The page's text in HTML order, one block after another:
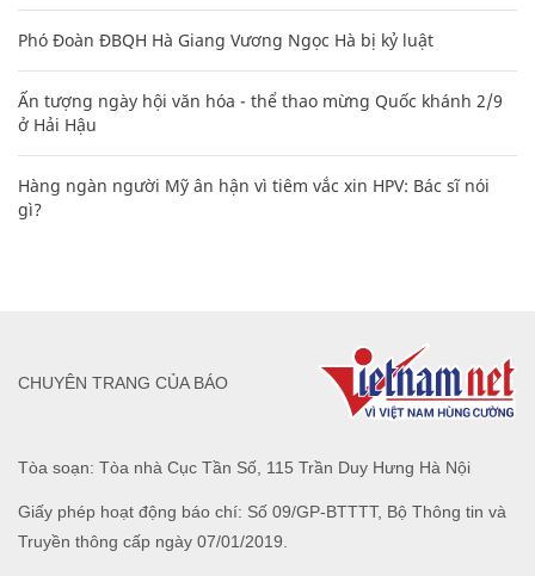
Phó Đoàn ĐBQH Hà Giang Vương Ngọc Hà bị kỷ luật
Ấn tượng ngày hội văn hóa - thể thao mừng Quốc khánh 2/9
ở Hải Hậu
Hàng ngàn người Mỹ ân hận vì tiêm vắc xin HPV: Bác sĩ nói
gì?
Tòa soạn: Tòa nhà Cục Tần Số, 115 Trần Duy Hưng Hà Nội
Giấy phép hoạt động báo chí: Số 09/GP-BTTTT, Bộ Thông tin và
Truyền thông cấp ngày 07/01/2019.
CHUYÊN TRANG CỦA BÁO